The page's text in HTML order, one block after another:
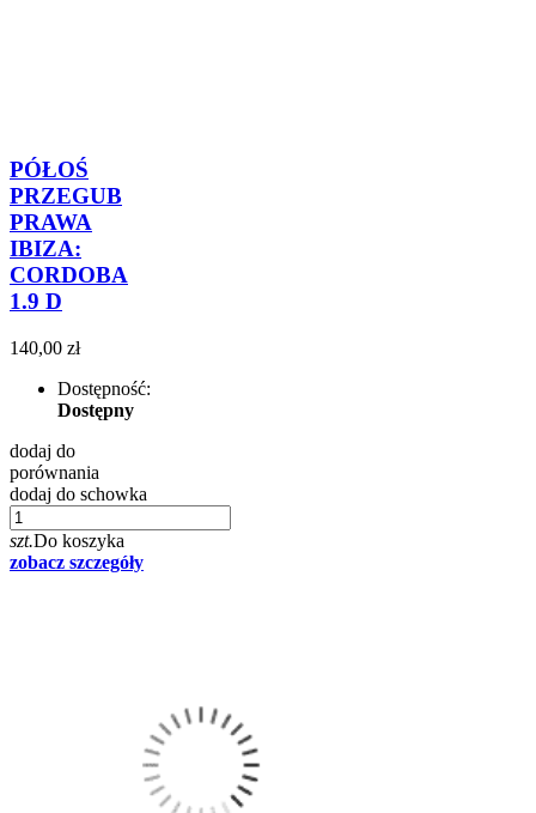
PÓŁOŚ
PRZEGUB
PRAWA
IBIZA:
CORDOBA
1.9 D
140,00 zł
Dostępność:
Dostępny
dodaj do
porównania
dodaj do schowka
szt.Do koszyka
zobacz szczegóły